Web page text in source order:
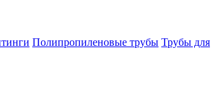
Полипропиленовые трубы Трубы для